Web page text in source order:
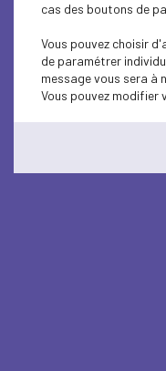
cas des boutons de
Vous pouvez choisir
de paramétrer
message vous sera à
Vous pouvez modifier